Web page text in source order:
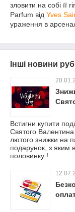
зловити на собі її
Parfum від Yves
ураження в
Інші новини
Встигни купити
Святого
лютого знижки на
подарунок, з яким
половинку !